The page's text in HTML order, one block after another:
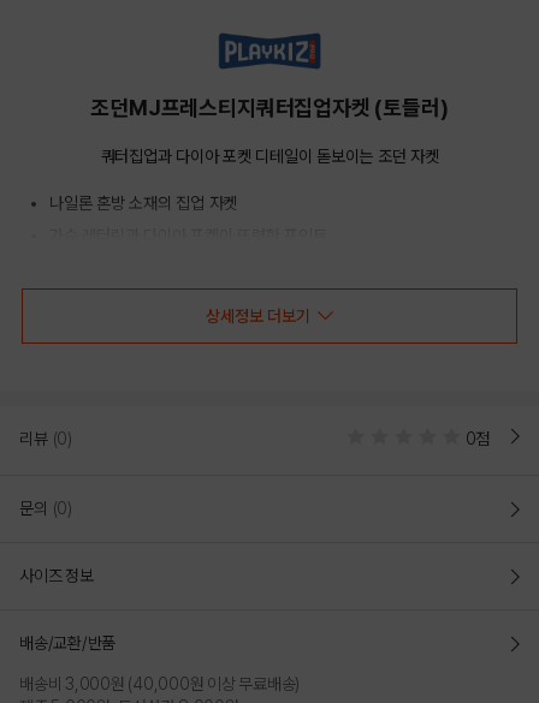
조던MJ프레스티지쿼터집업자켓 (토들러)
쿼터집업과 다이아 포켓 디테일이 돋보이는 조던 자켓
나일론 혼방 소재의 집업 자켓
COLOR
GREEN
상세정보 더보기
리뷰 (0) 0점
문의 (0)
사이즈 정보
배송/교환/반품
배송비 3,000원 (40,000원 이상 무료배송)